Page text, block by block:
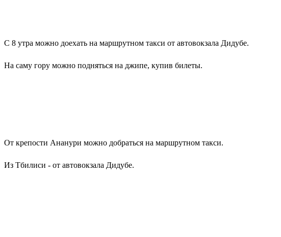
С 8 утра можно доехать на маршрутном такси от автовокзала Дидубе.
На саму гору можно подняться на джипе, купив билеты.
От крепости Ананури можно добраться на маршрутном такси.
Из Тбилиси - от автовокзала Дидубе.